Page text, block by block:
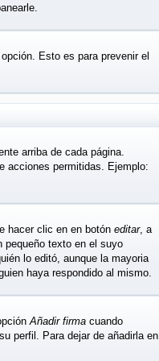
Esto es para prevenir el
arriba de cada página.
acciones permitidas. Ejemplo:
hacer clic en en botón editar, a
pequeño texto en el suyo
lo editó, aunque la mayoria
haya respondido al mismo.
Añadir firma cuando
perfil. Para dejar de añadirla en